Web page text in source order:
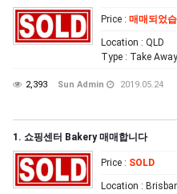
Price : 매매되었
Location : QLD
Type : Take Away
2,393 Sun Admin 2019.05.24
1. 쇼핑센터 Bakery 매매합니다
Price : SOLD
Location :